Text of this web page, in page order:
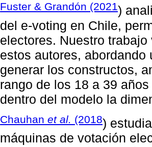
Fuster & Grandón (2021)
del e-voting en Chile,
electores. Nuestro
estos autores,
generar los constructos,
rango de los 18 a 39
dentro del modelo la
Chauhan et al. (2018)
máquinas de votación